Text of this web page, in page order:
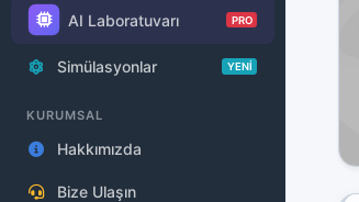
AI Laboratuvarı PRO
Simülasyonlar YENİ
KURUMSAL
Hakkımızda
Bize Ulaşın